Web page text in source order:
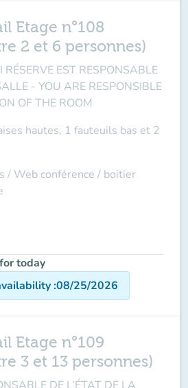
Etage n°108
2 et 6 personnes)
EST RESPONSABLE
- YOU ARE RESPONSIBLE
OF THE ROOM
hautes, 1 fauteuils bas et 2
/ Web conférence / boitier
today
:08/25/2026
Etage n°109
3 et 13 personnes)